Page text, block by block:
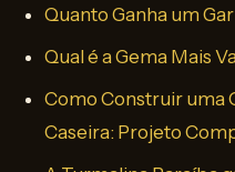
Quanto Ganha um
Qual é a Gema Mais
Como Construir uma
Caseira: Projeto